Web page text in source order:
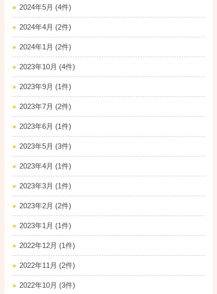
2024年5月 (4件)
2024年4月 (2件)
2024年1月 (2件)
2023年10月 (4件)
2023年9月 (1件)
2023年7月 (2件)
2023年6月 (1件)
2023年5月 (3件)
2023年4月 (1件)
2023年3月 (1件)
2023年2月 (2件)
2023年1月 (1件)
2022年12月 (1件)
2022年11月 (2件)
2022年10月 (3件)